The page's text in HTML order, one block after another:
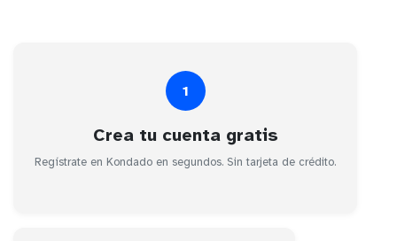
1
Crea tu cuenta gratis
Regístrate en Kondado en segundos. Sin tarjeta de crédito.